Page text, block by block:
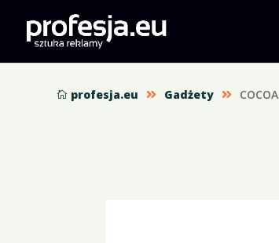
 profesja.eu  Gadżety  COCOA